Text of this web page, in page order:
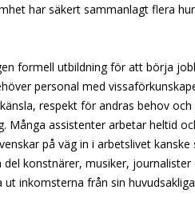
har säkert sammanlagt flera
formell utbildning för att börja
personal med
respekt för andras behov
Många assistenter arbetar heltid
på väg in i arbetslivet kanske
konstnärer, musiker, journalister
inkomsterna från sin